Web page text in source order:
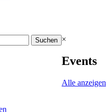
×
Events
Alle anzeigen